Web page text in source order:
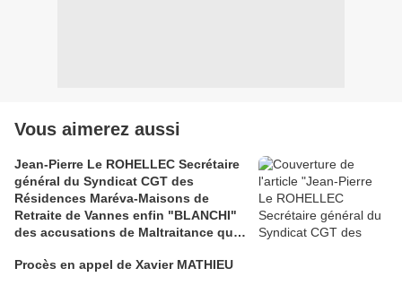
Vous aimerez aussi
Jean-Pierre Le ROHELLEC Secrétaire
général du Syndicat CGT des
Résidences Maréva-Maisons de
Retraite de Vannes enfin "BLANCHI"
des accusations de Maltraitance qui
Procès en appel de Xavier MATHIEU